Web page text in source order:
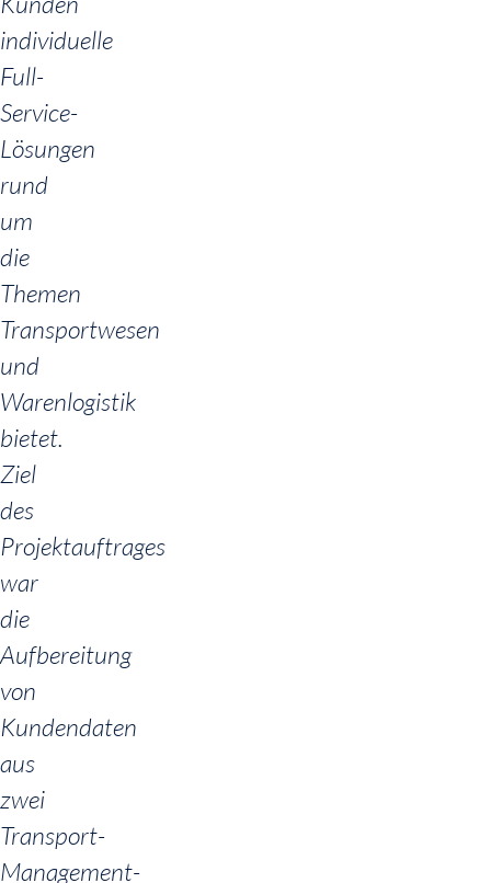
individuelle
Full-
Service-
Lösungen
rund
um
die
Themen
Transportwesen
und
Warenlogistik
bietet.
Ziel
des
Projektauftrages
war
die
Aufbereitung
von
Kundendaten
aus
zwei
Transport-
Management-